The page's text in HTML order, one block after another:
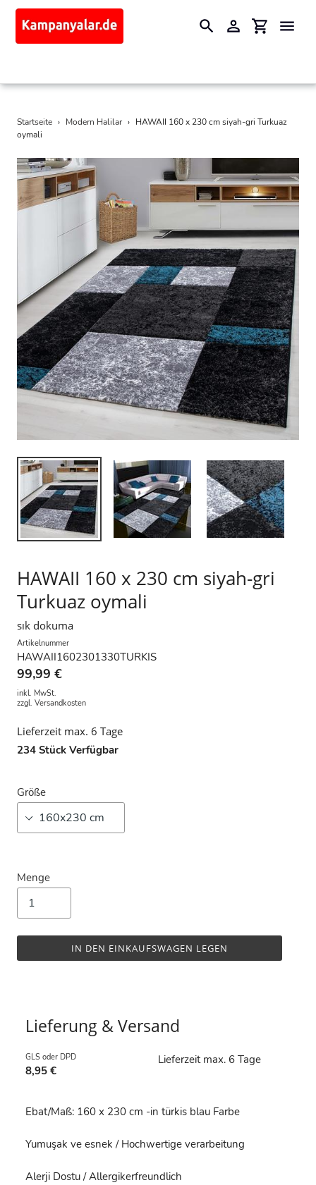
Direkt
zum
SuchenEinloggen
Startseite › Modern Halilar › HAWAII 160 x 230 cm siyah-gri Turkuaz
oymali
HAWAII 160 x 230 cm siyah-gri
Turkuaz oymali
sık dokuma
Artikelnummer
HAWAII1602301330TURKIS
99,99 €
inkl. MwSt.
zzgl. Versandkosten
Lieferzeit max. 6 Tage
234 Stück Verfügbar
Größe
Menge
IN DEN EINKAUFSWAGEN LEGEN
Lieferung & Versand
GLS oder DPD
8,95 €
Lieferzeit max. 6 Tage
Ebat/Maß: 160 x 230 cm -in türkis blau Farbe
Yumuşak ve esnek / Hochwertige verarbeitung
Alerji Dostu / Allergikerfreundlich